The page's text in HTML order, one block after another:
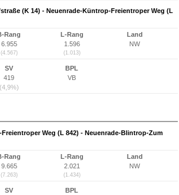
(K 14) - Neuenrade-Küntrop-Freientroper Weg (L
Rang
6.955
(4.567)
L-Rang
1.596
(1.013)
Land
NW
SV
419
(4,9%)
BPL
VB
Weg (L 842) - Neuenrade-Blintrop-Zum
Rang
9.665
(7.263)
L-Rang
2.021
(1.434)
Land
NW
SV
BPL